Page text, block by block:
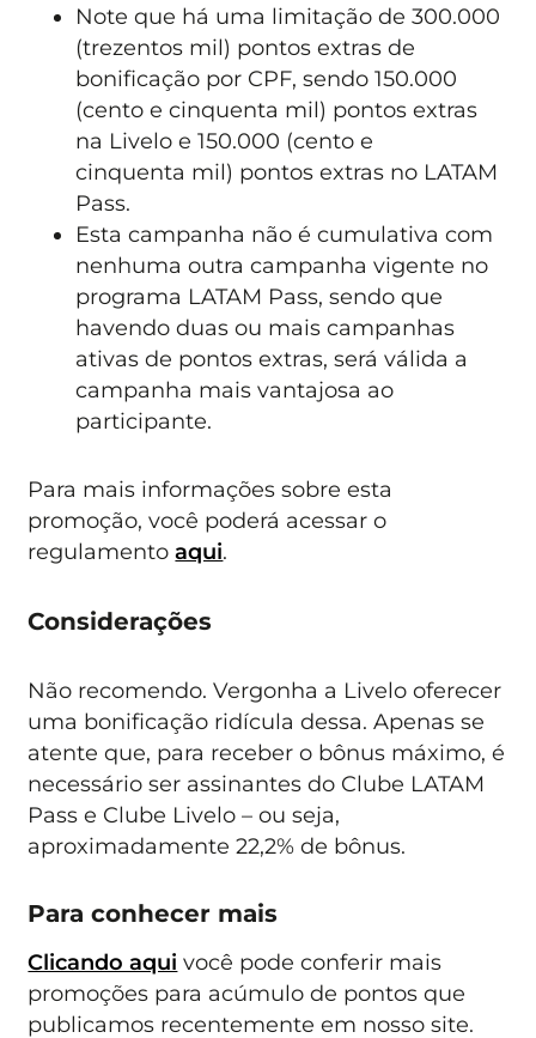
Note que há uma limitação de 300.000
(trezentos mil) pontos extras de
bonificação por CPF, sendo 150.000
(cento e cinquenta mil) pontos extras
na Livelo e 150.000 (cento e
cinquenta mil) pontos extras no LATAM
Pass.
Esta campanha não é cumulativa com
nenhuma outra campanha vigente no
programa LATAM Pass, sendo que
havendo duas ou mais campanhas
ativas de pontos extras, será válida a
campanha mais vantajosa ao
participante.
Para mais informações sobre esta
promoção, você poderá acessar o
regulamentoaqui.
Considerações
Não recomendo. Vergonha a Livelo oferecer
uma bonificação ridícula dessa. Apenas se
atente que, para receber o bônus máximo, é
necessário ser assinantes do Clube LATAM
Pass e Clube Livelo – ou seja,
aproximadamente 22,2% de bônus.
Para conhecer mais
Clicando aqui você pode conferir mais
promoções para acúmulo de pontos que
publicamos recentemente em nosso site.